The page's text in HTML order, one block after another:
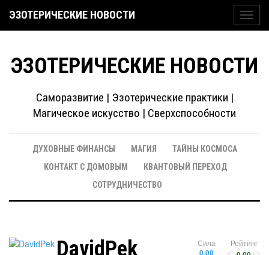
ЭЗОТЕРИЧЕСКИЕ НОВОСТИ
ЭЗОТЕРИЧЕСКИЕ НОВОСТИ
Саморазвитие | Эзотерические практики |
Магическое искусство | Сверхспособности
ДУХОВНЫЕ ФИНАНСЫ МАГИЯ
ТАЙНЫ КОСМОСА
КОНТАКТ С ДОМОВЫМ
КВАНТОВЫЙ ПЕРЕХОД
СОТРУДНИЧЕСТВО
Рейтинг
Сила
0.00
DavidPek